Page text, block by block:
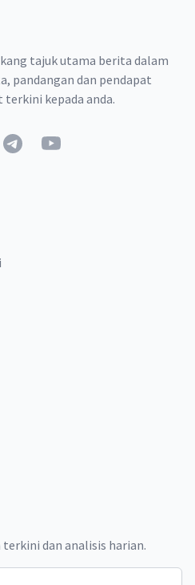
tajuk utama berita dalam
pandangan dan pendapat
kepada anda.
TelegramYouTube
dan analisis harian.